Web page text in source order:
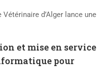
d’Alger lance une
et mise en service
pour